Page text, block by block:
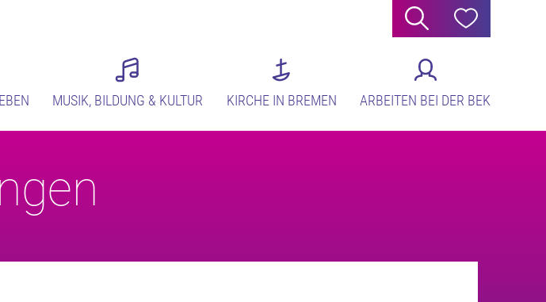
Suche Hilfe
MUSIK, BILDUNG & KULTUR KIRCHE IN BREMEN ARBEITEN BEI DER BEK